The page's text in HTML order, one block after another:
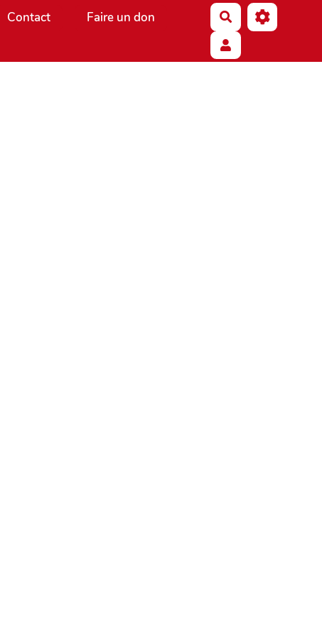
Contact
Faire un don
Rechercher